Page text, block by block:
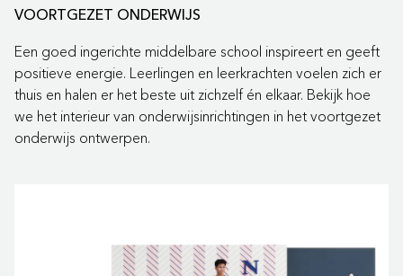
VOORTGEZET ONDERWIJS
Een goed ingerichte middelbare school inspireert en geeft
positieve energie. Leerlingen en leerkrachten voelen zich er
thuis en halen er het beste uit zichzelf én elkaar. Bekijk hoe
we het interieur van onderwijsinrichtingen in het voortgezet
onderwijs ontwerpen.